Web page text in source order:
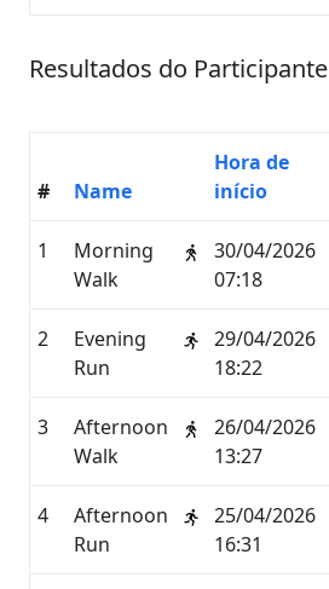
Resultados do Participante
# Name
Hora de
início
1
Morning
Walk
30/04/2026
07:18
2
Evening
Run
29/04/2026
18:22
3
Afternoon
Walk
26/04/2026
13:27
4
Afternoon
Run
25/04/2026
16:31